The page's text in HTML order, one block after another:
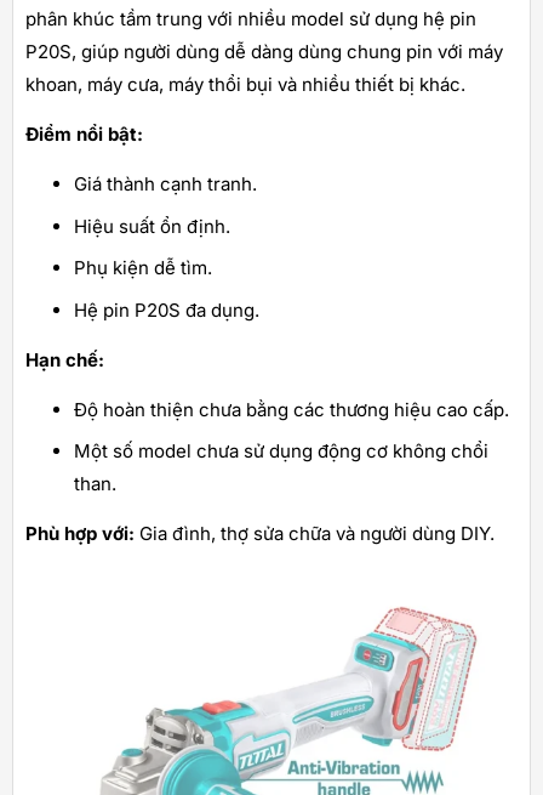
phân khúc tầm trung với nhiều model sử dụng hệ pin
P20S, giúp người dùng dễ dàng dùng chung pin với máy
khoan, máy cưa, máy thổi bụi và nhiều thiết bị khác.
Điểm nổi bật:
Giá thành cạnh tranh.
Hiệu suất ổn định.
Phụ kiện dễ tìm.
Hệ pin P20S đa dụng.
Hạn chế:
Độ hoàn thiện chưa bằng các thương hiệu cao cấp.
Một số model chưa sử dụng động cơ không chổi
than.
Phù hợp với: Gia đình, thợ sửa chữa và người dùng DIY.